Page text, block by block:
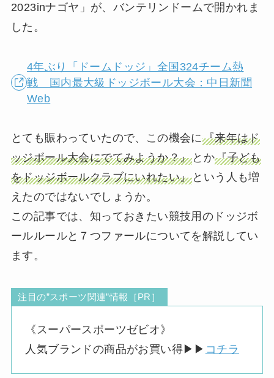
2023inナゴヤ」が、バンテリンドームで開かれま
した。
4年ぶり「ドームドッジ」全国324チーム熱
戦 国内最大級ドッジボール大会：中日新聞
Web
とても賑わっていたので、この機会に『来年はド
ッジボール大会にでてみようか？』 とか『子ども
をドッジボールクラブにいれたい』 という人も増
えたのではないでしょうか。
この記事では、知っておきたい競技用のドッジボ
ールルールと７つファールについてを解説してい
ます。
注目の”スポーツ関連”情報［PR］
《スーパースポーツゼビオ》
人気ブランドの商品がお買い得▶︎▶︎ コチラ